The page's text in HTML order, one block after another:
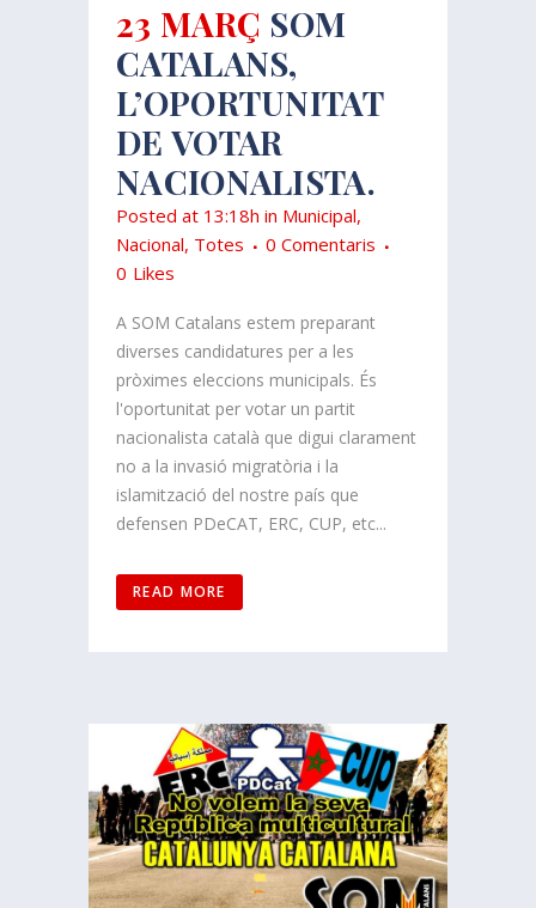
23 MARÇ SOM
CATALANS,
L’OPORTUNITAT
DE VOTAR
NACIONALISTA.
Posted at 13:18h in Municipal,
Nacional, Totes
0 Comentaris
0 Likes
A SOM Catalans estem preparant
diverses candidatures per a les
pròximes eleccions municipals. És
l'oportunitat per votar un partit
nacionalista català que digui clarament
no a la invasió migratòria i la
islamització del nostre país que
defensen PDeCAT, ERC, CUP, etc...
READ MORE